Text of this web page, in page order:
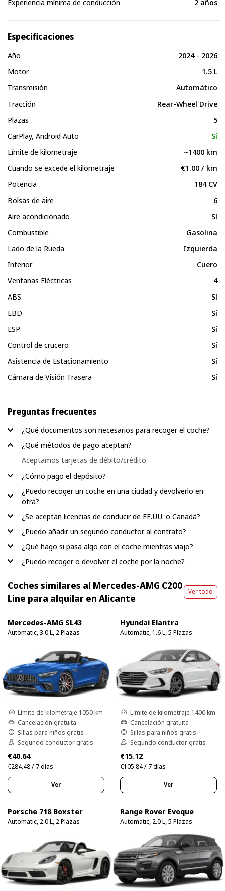
Experiencia mínima de conducción
2 años
Especificaciones
Año
2024 - 2026
Motor
1.5 L
Transmisión
Automático
Tracción
Rear-Wheel Drive
Plazas
5
CarPlay, Android Auto
Sí
Límite de kilometraje
~1400 km
Cuando se excede el kilometraje
€1.00 / km
Potencia
184 CV
Bolsas de aire
6
Aire acondicionado
Sí
Combustible
Gasolina
Lado de la Rueda
Izquierda
Interior
Cuero
Ventanas Eléctricas
4
ABS
Sí
EBD
Sí
ESP
Sí
Control de crucero
Sí
Asistencia de Estacionamiento
Sí
Cámara de Visión Trasera
Sí
Preguntas frecuentes
¿Qué documentos son necesarios para recoger el coche?
¿Qué métodos de pago aceptan?
Aceptamos tarjetas de débito/crédito.
¿Cómo pago el depósito?
¿Puedo recoger un coche en una ciudad y devolverlo en
otra?
¿Se aceptan licencias de conducir de EE.UU. o Canadá?
¿Puedo añadir un segundo conductor al contrato?
¿Qué hago si pasa algo con el coche mientras viajo?
¿Puedo recoger o devolver el coche por la noche?
Coches similares al Mercedes-AMG C200
Line para alquilar en Alicante
Ver todo
Mercedes-AMG SL43
Automatic, 3.0 L, 2 Plazas
Límite de kilometraje 1050 km
Cancelación gratuita
Sillas para niños gratis
Segundo conductor gratis
€40.64
€284.48 / 7 días
Ver
Hyundai Elantra
Automatic, 1.6 L, 5 Plazas
Límite de kilometraje 1400 km
Cancelación gratuita
Sillas para niños gratis
Segundo conductor gratis
€15.12
€105.84 / 7 días
Ver
Porsche 718 Boxster
Automatic, 2.0 L, 2 Plazas
Range Rover Evoque
Automatic, 2.0 L, 5 Plazas